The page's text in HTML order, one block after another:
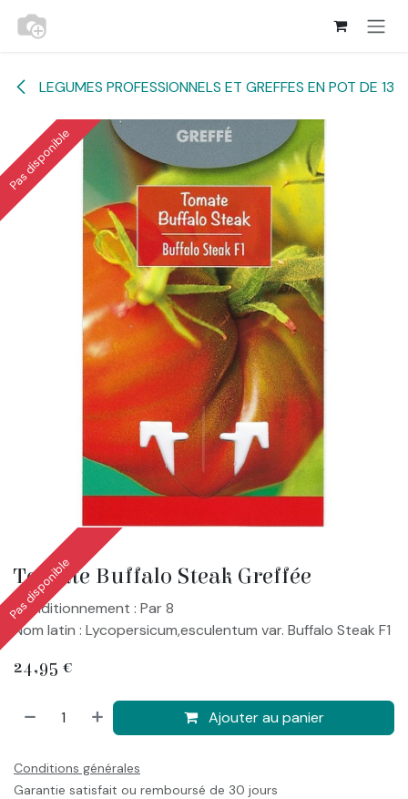
Se rendre au contenu
LEGUMES PROFESSIONNELS ET GREFFES EN POT DE 13
Pas disponible
Tomate Buffalo Steak Greffée
Pas disponible
Conditionnement : Par 8
Nom latin : Lycopersicum,esculentum var. Buffalo Steak F1
24,95 €
Ajouter au panier
Conditions générales
Garantie satisfait ou remboursé de 30 jours